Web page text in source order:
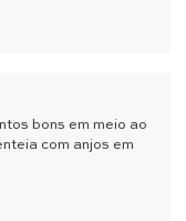
bons em meio ao
com anjos em